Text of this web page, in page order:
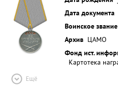
Дата документа
Воинское звание
Архив ЦАМО
Фонд ист.
Картотека
Ещё